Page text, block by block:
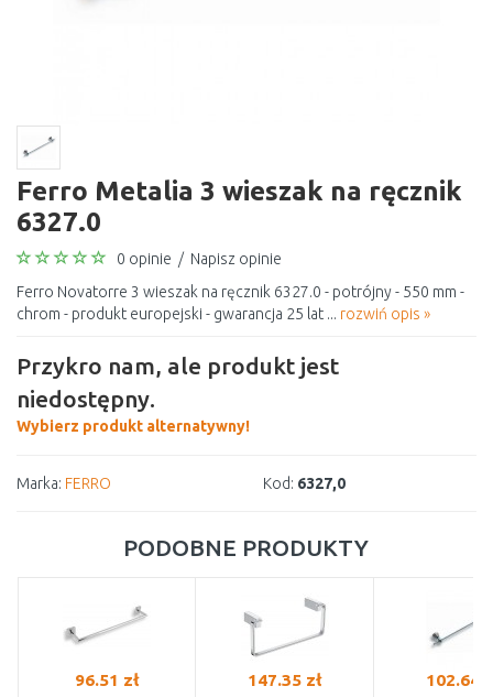
Ferro Metalia 3 wieszak na ręcznik
6327.0
0 opinie / Napisz opinie
Ferro Novatorre 3 wieszak na ręcznik 6327.0 - potrójny - 550 mm -
chrom - produkt europejski - gwarancja 25 lat ... rozwiń opis »
Przykro nam, ale produkt jest
niedostępny.
Wybierz produkt alternatywny!
Marka: FERRO Kod: 6327,0
PODOBNE PRODUKTY
96.51 zł 147.35 zł 102.64